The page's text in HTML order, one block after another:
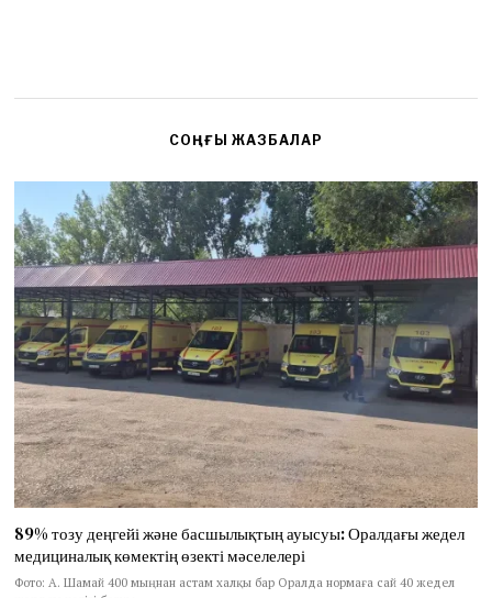
СОҢҒЫ ЖАЗБАЛАР
89% тозу деңгейі және басшылықтың ауысуы: Оралдағы жедел
медициналық көмектің өзекті мәселелері
Фото: А. Шамай 400 мыңнан астам халқы бар Оралда нормаға сай 40 жедел